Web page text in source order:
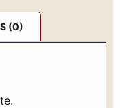
(0)